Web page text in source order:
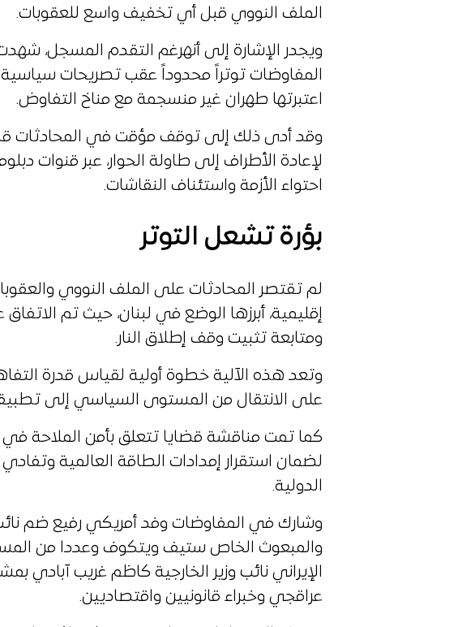
الملف النووي قبل أي تخفيف واسع للعقوبات.
ويجدر الإشارة إلى أنهرغم التقدم المسجل،
المفاوضات توتراً محدوداً عقب تصريحات سياسية
اعتبرتها طهران غير منسجمة مع مناخ التفاوض.
وقد أدى ذلك إلى توقف مؤقت في المحادثات
لإعادة الأطراف إلى طاولة الحوار، عبر قنوات
احتواء الأزمة واستئناف النقاشات.
بؤرة تشعل التوتر
لم تقتصر المحادثات على الملف النووي
إقليمية، أبرزها الوضع في لبنان، حيث تم
ومتابعة تثبيت وقف إطلاق النار.
وتعد هذه الآلية خطوة أولية لقياس قدرة
على الانتقال من المستوى السياسي إلى
كما تمت مناقشة قضايا تتعلق بأمن الملاحة
لضمان استقرار إمدادات الطاقة العالمية
الدولية.
وشارك في المفاوضات وفد أمريكي رفيع ضم
والمبعوث الخاص ستيف ويتكوف وعددا من
الإيراني نائب وزير الخارجية كاظم غريب آبادي
عراقجي وخبراء قانونيين واقتصاديين.